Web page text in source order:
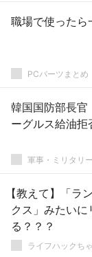
職場で使ったら
PCパーツまとめ
韓国国防部長
ーグルス給油拒
軍事・ミリタリ
【教えて】「ラ
クス」みたい
る？？？
ライフハックち